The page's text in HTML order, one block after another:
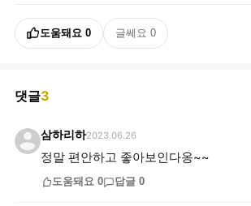
도움돼요 0 글쎄요 0
댓글3
삼하리하2023.06.26
정말 편안하고 좋아보인다옹~~
도움돼요 0 답글 0